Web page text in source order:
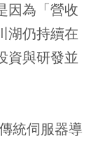
因為「營收
湖仍持續在
資與研發並
統伺服器導